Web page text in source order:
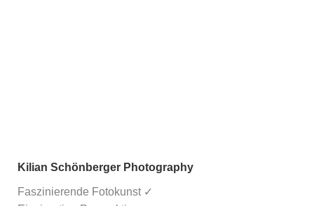
Kilian Schönberger Photography
Faszinierende Fotokunst ✓